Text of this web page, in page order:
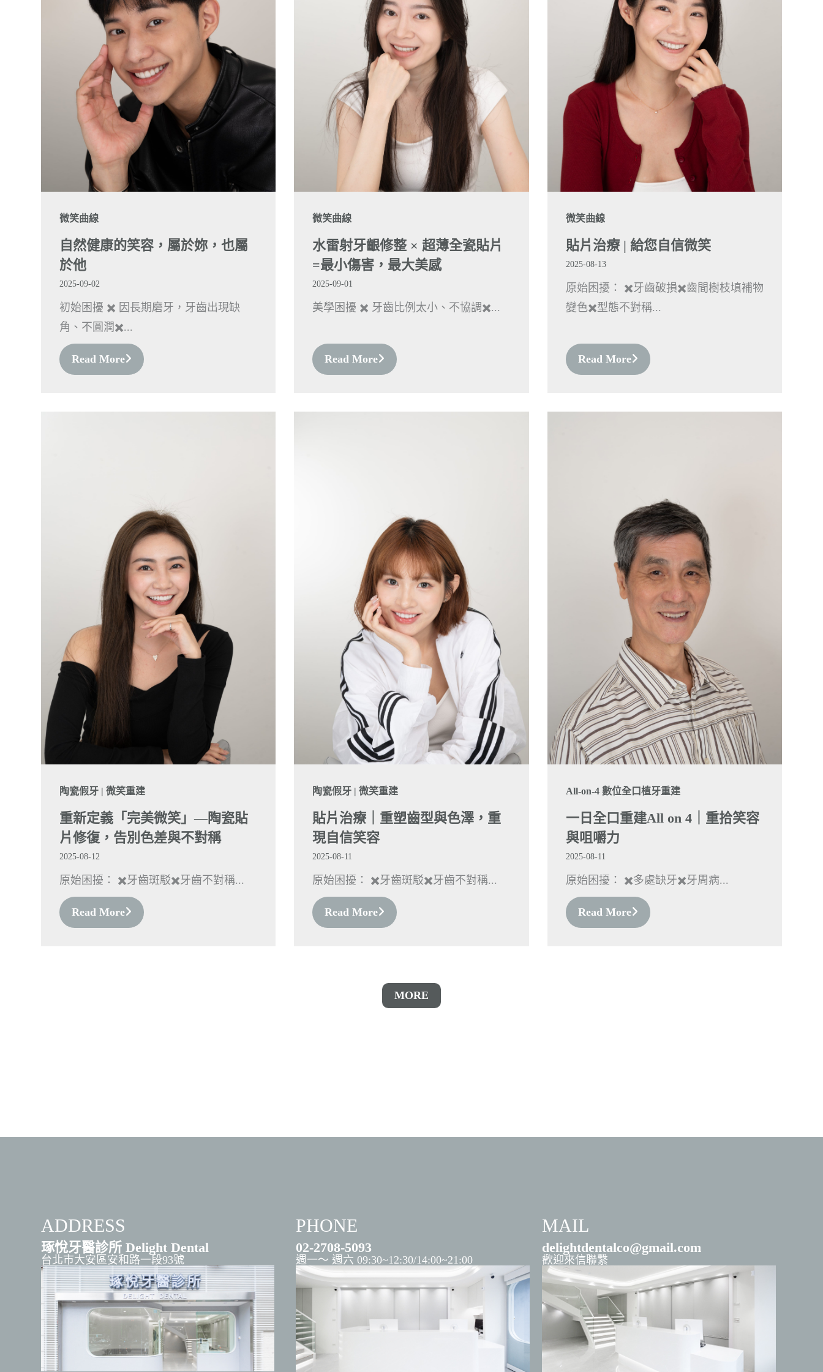
微笑曲線
自然健康的笑容，屬於妳，也屬
於他
2025-09-02
初始困擾 ✖️ 因長期磨牙，牙齒出現缺
角、不圓潤✖️...
Read More
微笑曲線
水雷射牙齦修整 × 超薄全瓷貼片
=最小傷害，最大美感
2025-09-01
美學困擾 ✖️ 牙齒比例太小、不協調✖️...
Read More
微笑曲線
貼片治療 | 給您自信微笑
2025-08-13
原始困擾： ✖️牙齒破損✖️齒間樹枝填補物
變色✖️型態不對稱...
Read More
陶瓷假牙 | 微笑重建
重新定義「完美微笑」—陶瓷貼
片修復，告別色差與不對稱
2025-08-12
原始困擾： ✖️牙齒斑駁✖️牙齒不對稱...
Read More
陶瓷假牙 | 微笑重建
貼片治療｜重塑齒型與色澤，重
現自信笑容
2025-08-11
原始困擾： ✖️牙齒斑駁✖️牙齒不對稱...
Read More
All-on-4 數位全口植牙重建
一日全口重建All on 4｜重拾笑容
與咀嚼力
2025-08-11
原始困擾： ✖️多處缺牙✖️牙周病...
Read More
MORE
ADDRESS
琢悅牙醫診所 Delight Dental
台北市大安區安和路一段93號
PHONE
02-2708-5093
週一～ 週六 09:30~12:30/14:00~21:00
MAIL
delightdentalco@gmail.com
歡迎來信聯繫